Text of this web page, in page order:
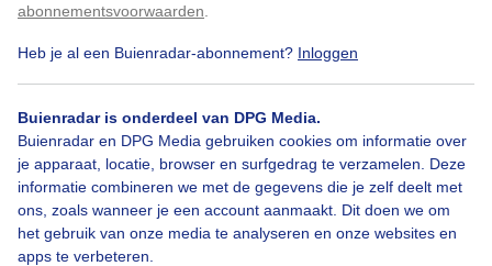
abonnementsvoorwaarden
Heb je al een Buienradar-abonnement? Inloggen
Buienradar is onderdeel van DPG Media.
Buienradar en DPG Media gebruiken cookies om informatie over
je apparaat, locatie, browser en surfgedrag te verzamelen. Deze
informatie combineren we met de gegevens die je zelf deelt met
ons, zoals wanneer je een account aanmaakt. Dit doen we om
het gebruik van onze media te analyseren en onze websites en
apps te verbeteren.
Veegwolken Zon Natuur
Bekijk slideshow